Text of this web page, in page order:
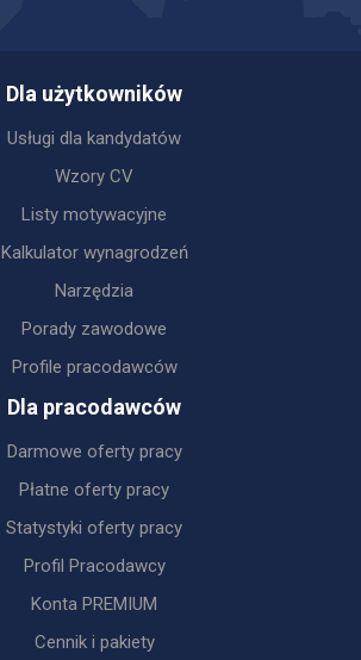
Dla użytkowników
Usługi dla kandydatów
Wzory CV
Listy motywacyjne
Kalkulator wynagrodzeń
Narzędzia
Porady zawodowe
Profile pracodawców
Dla pracodawców
Darmowe oferty pracy
Płatne oferty pracy
Statystyki oferty pracy
Profil Pracodawcy
Konta PREMIUM
Cennik i pakiety